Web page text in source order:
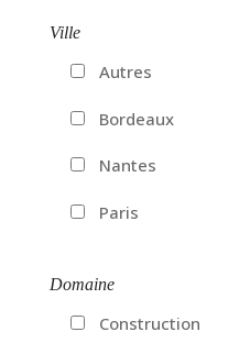
Ville
Autres
Bordeaux
Nantes
Paris
Domaine
Construction